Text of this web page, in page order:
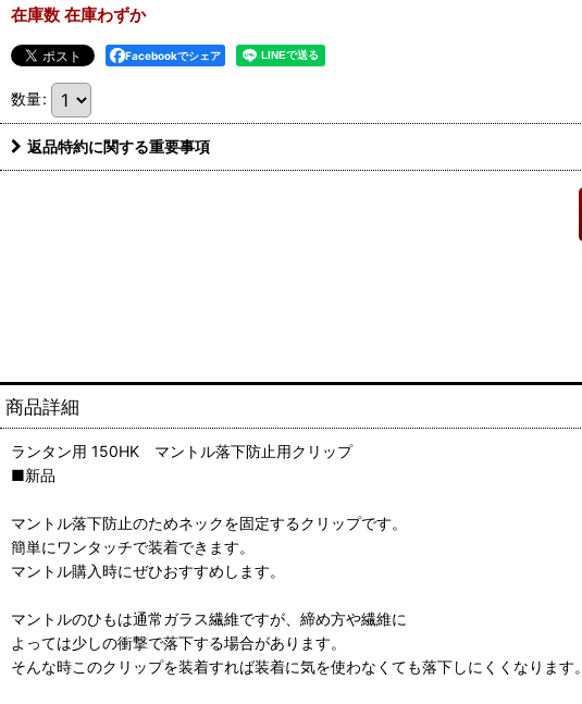
在庫数 在庫わずか
Facebookでシェア
数量:
返品特約に関する重要事項
商品詳細
ランタン用 150HK マントル落下防止用クリップ
■新品
マントル落下防止のためネックを固定するクリップです。
簡単にワンタッチで装着できます。
マントル購入時にぜひおすすめします。
マントルのひもは通常ガラス繊維ですが、締め方や繊維に
よっては少しの衝撃で落下する場合があります。
そんな時このクリップを装着すれば装着に気を使わなくても落下しにくくなります。